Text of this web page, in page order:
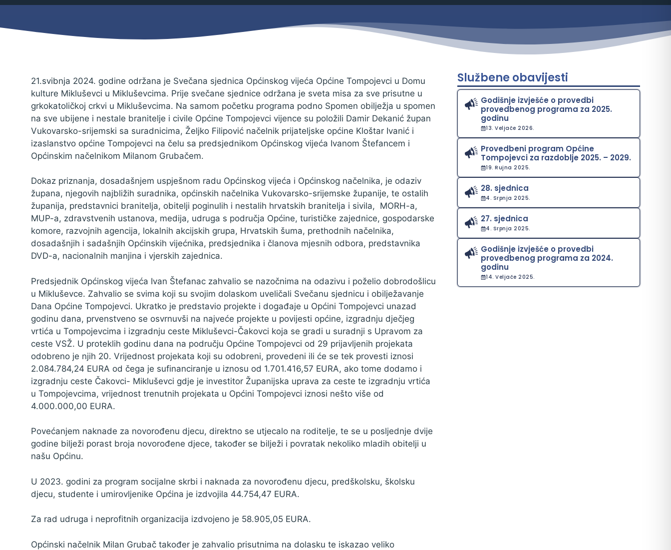
Izbori
Savjetovanja s javnošću
Procedure
Službeni vjesnik
Sponzorstva i donacije
Otvoreni podaci
Ostali dokumenti
Pravo na pristup informacijama
Izjava o pristupačnosti
Zaštita podataka
Zahtjevi i obrasci
21.svibnja 2024. godine održana je Svečana sjednica Općinskog vijeća Općine Tompojevci u Domu
kulture Mikluševci u Mikluševcima. Prije svečane sjednice održana je sveta misa za sve prisutne u
grkokatoličkoj crkvi u Mikluševcima. Na samom početku programa podno Spomen obilježja u spomen
na sve ubijene i nestale branitelje i civile Općine Tompojevci vijence su položili Damir Dekanić župan
Vukovarsko-srijemski sa suradnicima, Željko Filipović načelnik prijateljske općine Kloštar Ivanić i
izaslanstvo općine Tompojevci na čelu sa predsjednikom Općinskog vijeća Ivanom Štefancem i
Općinskim načelnikom Milanom Grubačem.
Dokaz priznanja, dosadašnjem uspješnom radu Općinskog vijeća i Općinskog načelnika, je odaziv
župana, njegovih najbližih suradnika, općinskih načelnika Vukovarsko-srijemske županije, te ostalih
županija, predstavnici branitelja, obitelji poginulih i nestalih hrvatskih branitelja i sivila, MORH-a,
MUP-a, zdravstvenih ustanova, medija, udruga s područja Općine, turističke zajednice, gospodarske
komore, razvojnih agencija, lokalnih akcijskih grupa, Hrvatskih šuma, prethodnih načelnika,
dosadašnjih i sadašnjih Općinskih vijećnika, predsjednika i članova mjesnih odbora, predstavnika
DVD-a, nacionalnih manjina i vjerskih zajednica.
Predsjednik Općinskog vijeća Ivan Štefanac zahvalio se nazočnima na odazivu i poželio dobrodošlicu
u Mikluševce. Zahvalio se svima koji su svojim dolaskom uveličali Svečanu sjednicu i obilježavanje
Dana Općine Tompojevci. Ukratko je predstavio projekte i događaje u Općini Tompojevci unazad
godinu dana, prvenstveno se osvrnuvši na najveće projekte u povijesti općine, izgradnju dječjeg
vrtića u Tompojevcima i izgradnju ceste Mikluševci-Čakovci koja se gradi u suradnji s Upravom za
ceste VSŽ. U proteklih godinu dana na području Općine Tompojevci od 29 prijavljenih projekata
odobreno je njih 20. Vrijednost projekata koji su odobreni, provedeni ili će se tek provesti iznosi
2.084.784,24 EURA od čega je sufinanciranje u iznosu od 1.701.416,57 EURA, ako tome dodamo i
izgradnju ceste Čakovci- Mikluševci gdje je investitor Županijska uprava za ceste te izgradnju vrtića
u Tompojevcima, vrijednost trenutnih projekata u Općini Tompojevci iznosi nešto više od
4.000.000,00 EURA.
Povećanjem naknade za novorođenu djecu, direktno se utjecalo na roditelje, te se u posljednje dvije
godine bilježi porast broja novorođene djece, također se bilježi i povratak nekoliko mladih obitelji u
našu Općinu.
U 2023. godini za program socijalne skrbi i naknada za novorođenu djecu, predškolsku, školsku
djecu, studente i umirovljenike Općina je izdvojila 44.754,47 EURA.
Za rad udruga i neprofitnih organizacija izdvojeno je 58.905,05 EURA.
Općinski načelnik Milan Grubač također je zahvalio prisutnima na dolasku te iskazao veliko
Službene obavijesti
Godišnje izvješće o provedbi
provedbenog programa za 2025.
godinu
13. Veljače 2026.
Provedbeni program Općine
Tompojevci za razdoblje 2025. – 2029.
19. Rujna 2025.
28. sjednica
4. Srpnja 2025.
27. sjednica
4. Srpnja 2025.
Godišnje izvješće o provedbi
provedbenog programa za 2024.
godinu
14. Veljače 2025.